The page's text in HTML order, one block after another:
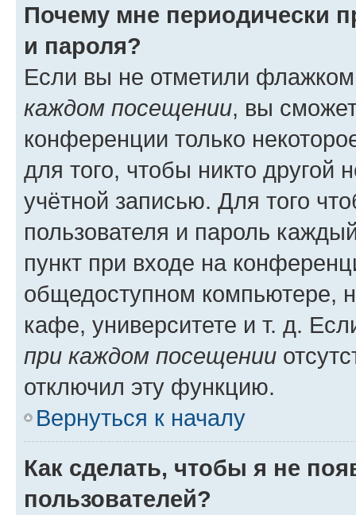
Почему мне периодически
и пароля?
Если вы не отметили
каждом посещении, вы
конференции только
для того, чтобы никто другой
учётной записью. Для того
пользователя и пароль
пункт при входе на
общедоступном компьютере,
кафе, университете и т. д.
при каждом посещении
отключил эту функцию.
Вернуться к началу
Как сделать, чтобы я не
пользователей?